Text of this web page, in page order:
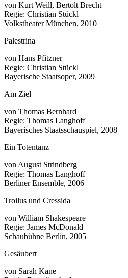
von Kurt Weill, Bertolt Brecht
Regie: Christian Stückl
Volkstheater München, 2010
Palestrina
von Hans Pfitzner
Regie: Christian Stückl
Bayerische Staatsoper, 2009
Am Ziel
von Thomas Bernhard
Regie: Thomas Langhoff
Bayerisches Staatsschauspiel, 2008
Ein Totentanz
von August Strindberg
Regie: Thomas Langhoff
Berliner Ensemble, 2006
Troilus und Cressida
von William Shakespeare
Regie: James McDonald
Schaubühne Berlin, 2005
Gesäubert
von Sarah Kane